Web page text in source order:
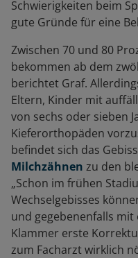
Schwierigkeiten beim
gute Gründe für eine
Zwischen 70 und 80
bekommen ab dem
berichtet Graf.
Eltern, Kinder mit
von sechs oder sieben
Kieferorthopäden
befindet sich das
Milchzähnen zu den
„Schon im frühen
Wechselgebisses
und gegebenenfalls
Klammer erste
zum Facharzt wirklich